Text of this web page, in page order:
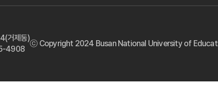
거제동)
4908
ⓒ Copyright 2024 Busan National University of